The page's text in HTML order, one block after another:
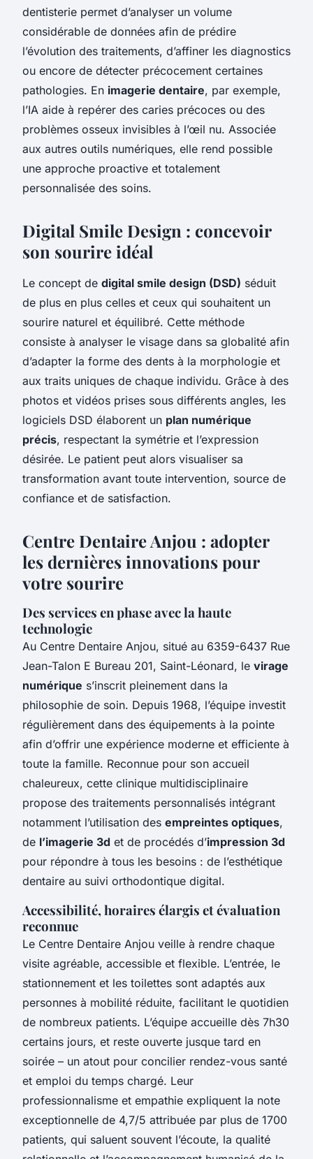
dentisterie permet d’analyser un volume
considérable de données afin de prédire
l’évolution des traitements, d’affiner les diagnostics
ou encore de détecter précocement certaines
pathologies. En imagerie dentaire, par exemple,
l’IA aide à repérer des caries précoces ou des
problèmes osseux invisibles à l’œil nu. Associée
aux autres outils numériques, elle rend possible
une approche proactive et totalement
personnalisée des soins.
Digital Smile Design : concevoir
son sourire idéal
Le concept de digital smile design (DSD) séduit
de plus en plus celles et ceux qui souhaitent un
sourire naturel et équilibré. Cette méthode
consiste à analyser le visage dans sa globalité afin
d’adapter la forme des dents à la morphologie et
aux traits uniques de chaque individu. Grâce à des
photos et vidéos prises sous différents angles, les
logiciels DSD élaborent un plan numérique
précis, respectant la symétrie et l’expression
désirée. Le patient peut alors visualiser sa
transformation avant toute intervention, source de
confiance et de satisfaction.
Centre Dentaire Anjou : adopter
les dernières innovations pour
votre sourire
Des services en phase avec la haute
technologie
Au Centre Dentaire Anjou, situé au 6359-6437 Rue
Jean-Talon E Bureau 201, Saint-Léonard, le virage
numérique s’inscrit pleinement dans la
philosophie de soin. Depuis 1968, l’équipe investit
régulièrement dans des équipements à la pointe
afin d’offrir une expérience moderne et efficiente à
toute la famille. Reconnue pour son accueil
chaleureux, cette clinique multidisciplinaire
propose des traitements personnalisés intégrant
notamment l’utilisation des empreintes optiques,
de l’imagerie 3d et de procédés d’impression 3d
pour répondre à tous les besoins : de l’esthétique
dentaire au suivi orthodontique digital.
Accessibilité, horaires élargis et évaluation
reconnue
Le Centre Dentaire Anjou veille à rendre chaque
visite agréable, accessible et flexible. L’entrée, le
stationnement et les toilettes sont adaptés aux
personnes à mobilité réduite, facilitant le quotidien
de nombreux patients. L’équipe accueille dès 7h30
certains jours, et reste ouverte jusque tard en
soirée – un atout pour concilier rendez-vous santé
et emploi du temps chargé. Leur
professionnalisme et empathie expliquent la note
exceptionnelle de 4,7/5 attribuée par plus de 1700
patients, qui saluent souvent l’écoute, la qualité